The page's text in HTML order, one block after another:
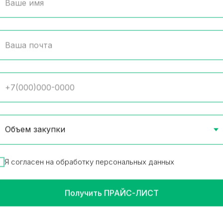
LOVE IS Мята,
лайм 25г
в упаковке
в наличии
Соус Mr.Ricco Грибной
Товар в наличии
Я согласен на обработку персональных данных
Получить ПРАЙС-ЛИСТ